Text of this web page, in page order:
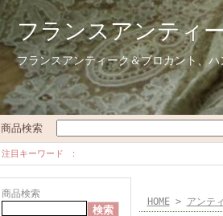
フランスアンティ
フランスアンティーク＆ブロカント、
商品検索
注目キーワード
商品検索
HOME> アンテ